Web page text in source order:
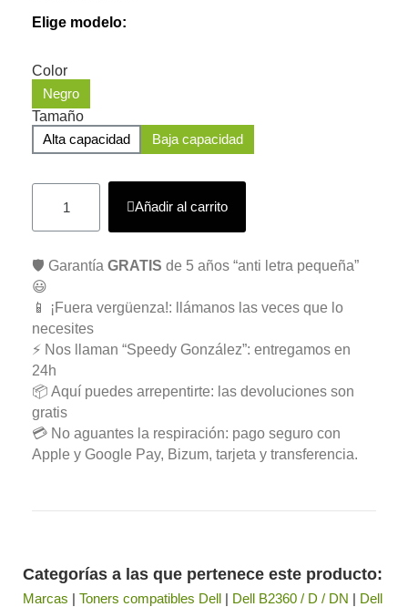
Elige modelo:
Color
Negro
Tamaño
Alta capacidad
Baja capacidad
Añadir al carrito
🛡️ Garantía GRATIS de 5 años “anti letra pequeña”
😃
📱 ¡Fuera vergüenza!: llámanos las veces que lo
necesites
⚡ Nos llaman “Speedy González”: entregamos en
24h
📦 Aquí puedes arrepentirte: las devoluciones son
gratis
💳 No aguantes la respiración: pago seguro con
Apple y Google Pay, Bizum, tarjeta y transferencia.
Categorías a las que pertenece este producto:
Marcas | Toners compatibles Dell | Dell B2360 / D / DN | Dell